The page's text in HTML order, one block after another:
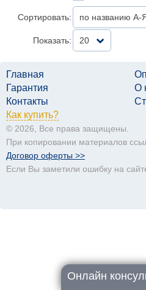
Сортировать: по названию А-
Показать: 20
Главная
Гарантия
О
Контакты
Как купить?
© 2026, Все права защищены.
При копировании материалов
Договор оферты >>
Если Вы заметили ошибку на
Онлайн